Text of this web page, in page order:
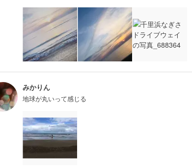
みかりん
地球が丸いって感じる